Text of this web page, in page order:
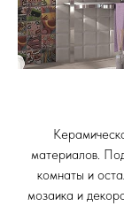
материалов.
комнаты и
мозаика и